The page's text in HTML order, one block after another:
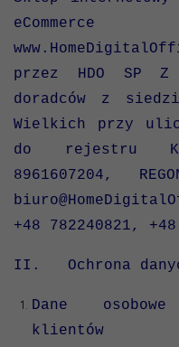
przez HDO SP
doradców z
Wielkich przy
do rejestru
8961607204,
+48 782240821,
II. Ochrona
Dane